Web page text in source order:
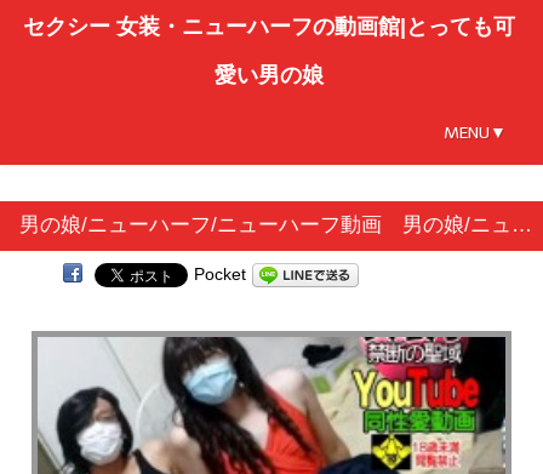
セクシー 女装・ニューハーフの動画館|とっても可
愛い男の娘
MENU▼
男の娘/ニューハーフ/ニューハーフ動画 男の娘/ニューハーフ/ニューハーフと一緒にライブテストした時の映像だよ
Pocket